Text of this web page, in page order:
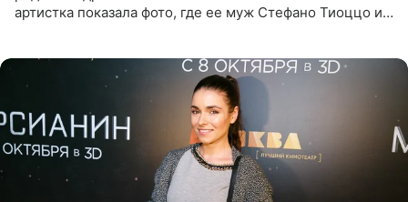
артистка показала фото, где ее муж Стефано Тиоццо и